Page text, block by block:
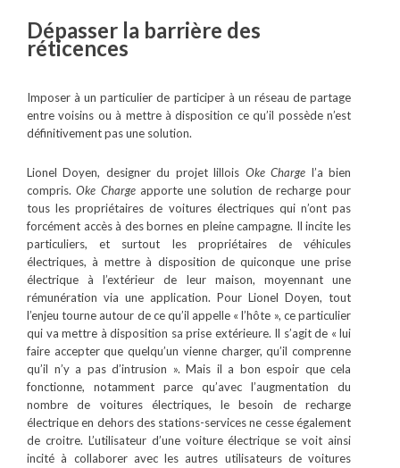
Dépasser la barrière des
réticences
Imposer à un particulier de participer à un réseau de partage
entre voisins ou à mettre à disposition ce qu’il possède n’est
définitivement pas une solution.
Lionel Doyen, designer du projet lillois Oke Charge l’a bien
compris.Oke Chargeapporte une solution de recharge pour
tous les propriétaires de voitures électriques qui n’ont pas
forcément accès à des bornes en pleine campagne. Il incite les
particuliers, et surtout les propriétaires de véhicules
électriques, à mettre à disposition de quiconque une prise
électrique à l’extérieur de leur maison, moyennant une
rémunération via une application. Pour Lionel Doyen, tout
l’enjeu tourne autour de ce qu’il appelle « l’hôte », ce particulier
qui va mettre à disposition sa prise extérieure. Il s’agit de « lui
faire accepter que quelqu’un vienne charger, qu’il comprenne
qu’il n’y a pas d’intrusion ». Mais il a bon espoir que cela
fonctionne, notamment parce qu’avec l’augmentation du
nombre de voitures électriques, le besoin de recharge
électrique en dehors des stations-services ne cesse également
de croitre. L’utilisateur d’une voiture électrique se voit ainsi
incité à collaborer avec les autres utilisateurs de voitures